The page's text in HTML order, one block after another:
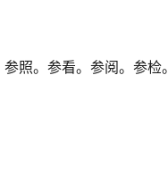
照。参看。参阅。参检。